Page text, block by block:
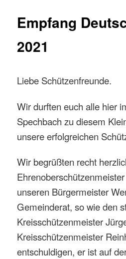
Empfang
2021
Liebe Schützenfreunde.
Wir durften euch alle hier
Spechbach zu diesem
unsere erfolgreichen
Wir begrüßten recht
unseren Bürgermeister
Gemeinderat, so wie den
Kreisschützenmeister
Kreisschützenmeister
entschuldigen, er ist auf